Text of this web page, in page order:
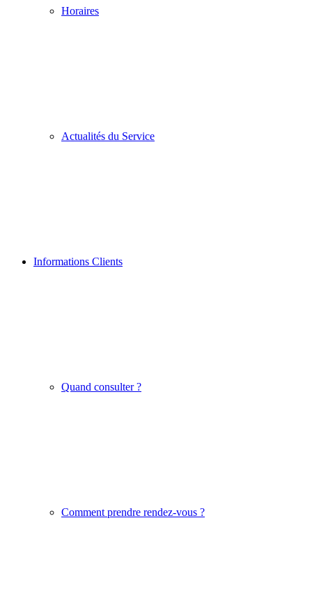
Horaires
Actualités du Service
Informations Clients
Quand consulter ?
Comment prendre rendez-vous ?